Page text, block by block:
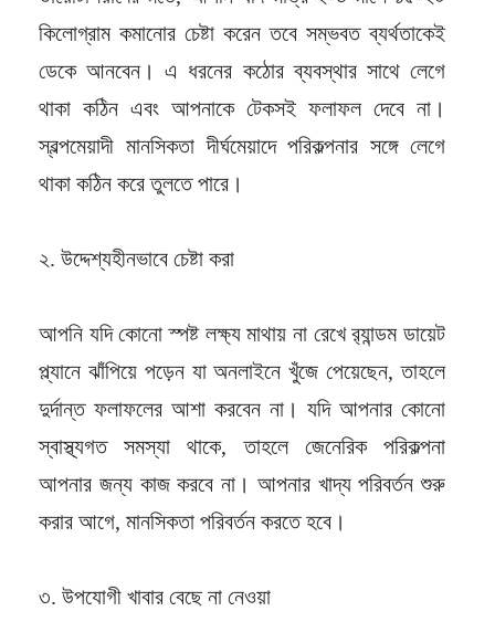
কিলোগ্রাম কমানোর চেষ্টা করেন তবে সম্ভবত ব্যর্থতাকেই
ডেকে আনবেন। এ ধরনের কঠোর ব্যবস্থার সাথে লেগে
থাকা কঠিন এবং আপনাকে টেকসই ফলাফল দেবে না।
স্বল্পমেয়াদী মানসিকতা দীর্ঘমেয়াদে পরিকল্পনার সঙ্গে লেগে
থাকা কঠিন করে তুলতে পারে।
২. উদ্দেশ্যহীনভাবে চেষ্টা করা
আপনি যদি কোনো স্পষ্ট লক্ষ্য মাথায় না রেখে র‌্যান্ডম ডায়েট
প্ল্যানে ঝাঁপিয়ে পড়েন যা অনলাইনে খুঁজে পেয়েছেন, তাহলে
দুর্দান্ত ফলাফলের আশা করবেন না। যদি আপনার কোনো
স্বাস্থ্যগত সমস্যা থাকে, তাহলে জেনেরিক পরিকল্পনা
আপনার জন্য কাজ করবে না। আপনার খাদ্য পরিবর্তন শুরু
করার আগে, মানসিকতা পরিবর্তন করতে হবে।
৩. উপযোগী খাবার বেছে না নেওয়া